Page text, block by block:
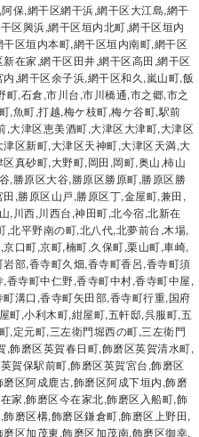
保,網干区網干浜,網干区大江島,網干
区興浜,網干区垣内北町,網干区垣内
区垣内本町,網干区垣内南町,網干区
在家,網干区田井,網干区高田,網干区
,網干区余子浜,網干区和久,嵐山町,飯
,石倉,市川台,市川橋通,市之郷,市之
,魚町,打越,梅ケ枝町,梅ケ谷町,駅前
大津区恵美酒町,大津区大津町,大津区
区新町,大津区天神町,大津区天満,大
真砂町,大野町,岡田,岡町,奥山,柿山
,勝原区大谷,勝原区勝原町,勝原区勝
,勝原区山戸,勝原区丁,金屋町,兼田,
,川西,川西台,神田町,北今宿,北新在
北平野南の町,北八代,北夢前台,木場,
口町,京町,楠町,久保町,栗山町,車崎,
部,香寺町久畑,香寺町香呂,香寺町須
寺町中仁野,香寺町中村,香寺町中屋,
溝口,香寺町矢田部,香寺町行重,国府
町,小利木町,紺屋町,五軒邸,呉服町,五
,定元町,三左衛門堀西の町,三左衛門
飾磨区英賀春日町,飾磨区英賀清水町,
賀保駅前町,飾磨区英賀宮台,飾磨区
区阿成鹿古,飾磨区阿成下垣内,飾磨
家,飾磨区今在家北,飾磨区入船町,飾
磨区構,飾磨区鎌倉町,飾磨区上野田,
区加茂東,飾磨区加茂南,飾磨区御幸,